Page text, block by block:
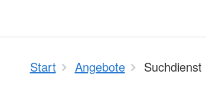
Start Angebote Suchdienst